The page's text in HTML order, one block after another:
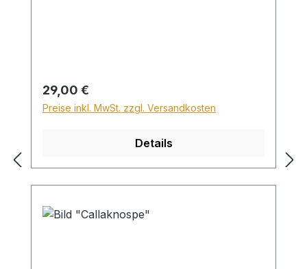
Sperrgutzuschlag 30€.
Regulärer Preis:
29,00 €
Preise inkl. MwSt. zzgl. Versandkosten
Details